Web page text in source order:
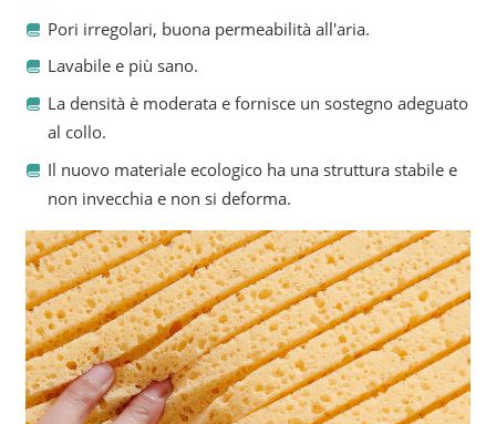
Pori irregolari, buona permeabilità all'aria.
Lavabile e più sano.
La densità è moderata e fornisce un sostegno adeguato
al collo.
Il nuovo materiale ecologico ha una struttura stabile e
non invecchia e non si deforma.